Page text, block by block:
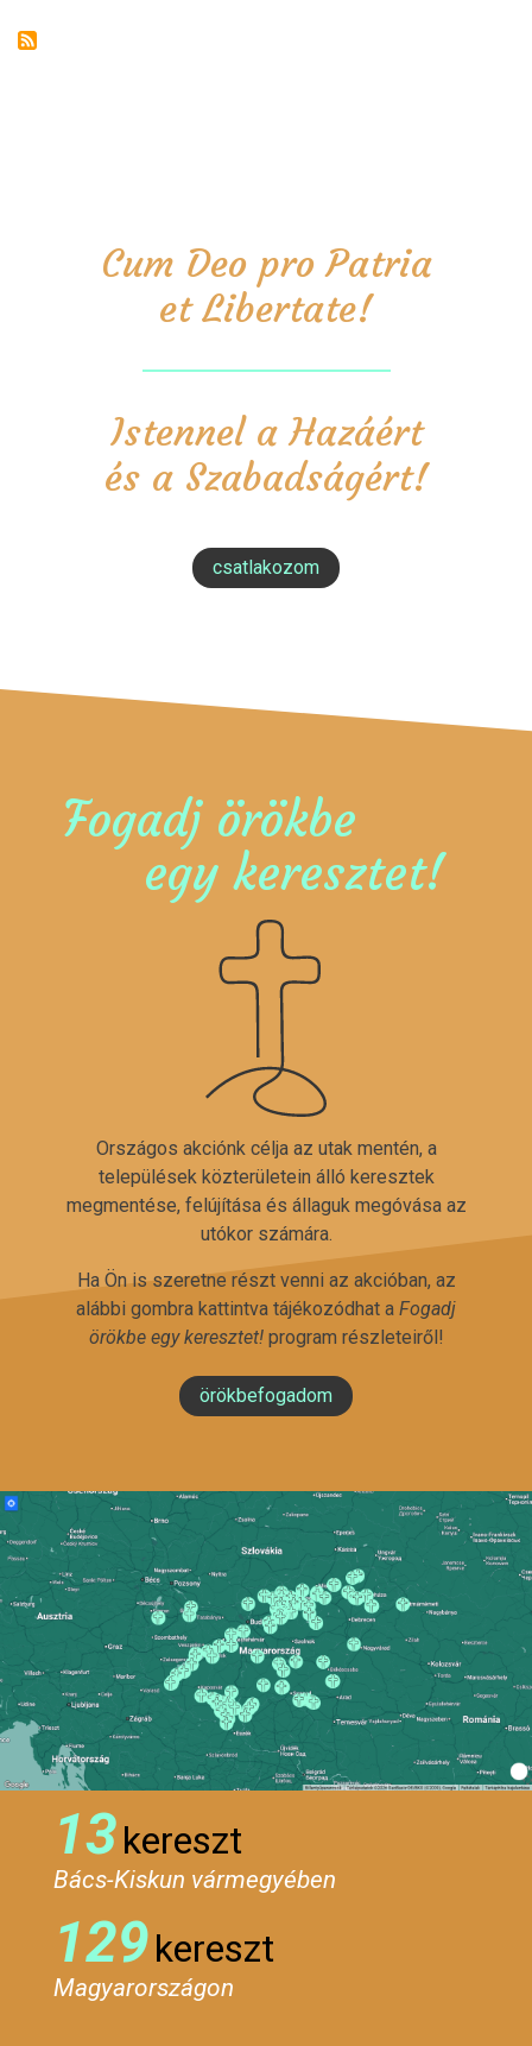
Cum Deo pro Patria
et Libertate!
Istennel a Hazáért
és a Szabadságért!
csatlakozom
Fogadj örökbe
egy keresztet!
Országos akciónk célja az utak mentén, a
települések közterületein álló keresztek
megmentése, felújítása és állaguk megóvása az
utókor számára.
Ha Ön is szeretne részt venni az akcióban, az
alábbi gombra kattintva tájékozódhat a Fogadj
örökbe egy keresztet!program részleteiről!
örökbefogadom
13kereszt
Bács-Kiskun vármegyében
129kereszt
Magyarországon